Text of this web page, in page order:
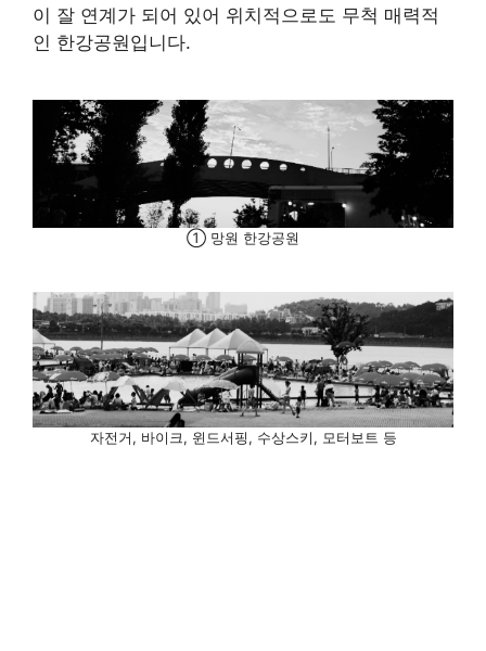
이 잘 연계가 되어 있어 위치적으로도 무척 매력적
인 한강공원입니다.
① 망원 한강공원
자전거, 바이크, 윈드서핑, 수상스키, 모터보트 등